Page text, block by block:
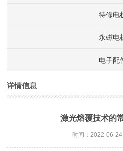
待修电
永磁电
电子配
详情信息
激光熔覆技术的
时间：2022-06-